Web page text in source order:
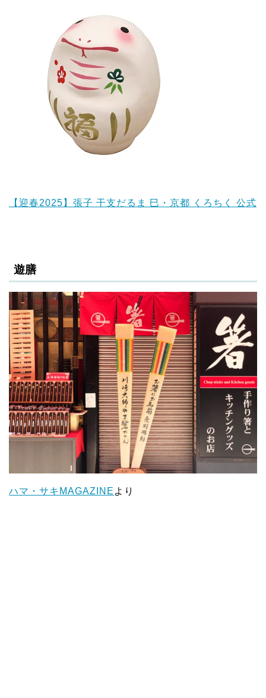
【迎春2025】張子 干支だるま 巳・京都 くろちく 公式
遊膳
ハマ・サキMAGAZINE より